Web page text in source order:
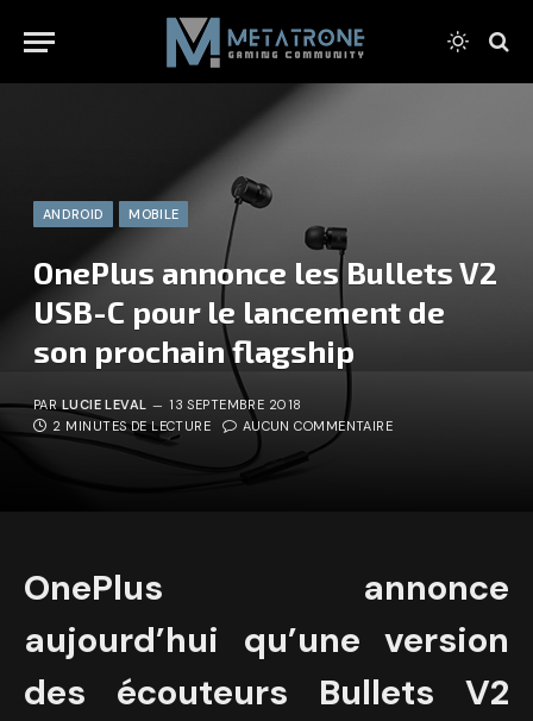
ANDROID MOBILE
OnePlus annonce les Bullets V2
USB-C pour le lancement de
son prochain flagship
PAR LUCIE LEVAL
13 SEPTEMBRE 2018
2 MINUTES DE LECTURE
AUCUN COMMENTAIRE
OnePlus annonce
aujourd’hui qu’une version
des écouteurs Bullets V2